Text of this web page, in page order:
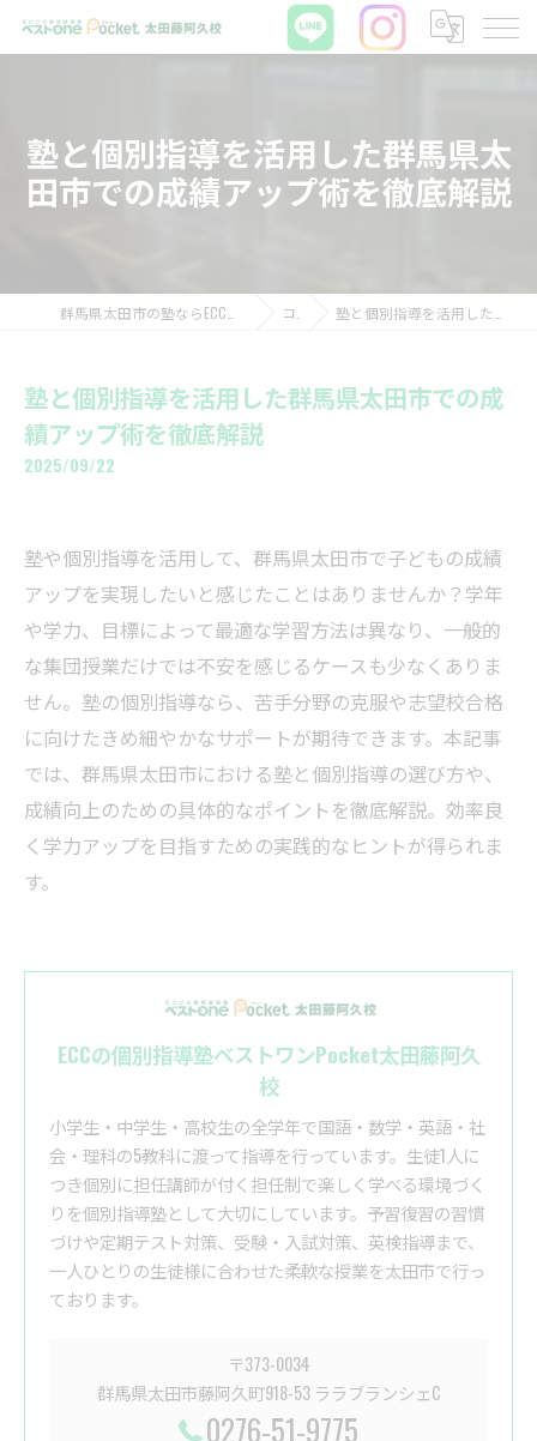
塾と個別指導を活用した群馬県太
田市での成績アップ術を徹底解説
コラム 塾と個別指導を活用した群馬県太田市での成績アップ術を徹底解説
塾と個別指導を活用した群馬県太田市での成
績アップ術を徹底解説
2025/09/22
塾や個別指導を活用して、群馬県太田市で子どもの成績
アップを実現したいと感じたことはありませんか？学年
や学力、目標によって最適な学習方法は異なり、一般的
な集団授業だけでは不安を感じるケースも少なくありま
せん。塾の個別指導なら、苦手分野の克服や志望校合格
に向けたきめ細やかなサポートが期待できます。本記事
では、群馬県太田市における塾と個別指導の選び方や、
成績向上のための具体的なポイントを徹底解説。効率良
く学力アップを目指すための実践的なヒントが得られま
す。
ECCの個別指導塾ベストワンPocket太田藤阿久
校
小学生・中学生・高校生の全学年で国語・数学・英語・社
会・理科の5教科に渡って指導を行っています。生徒1人に
つき個別に担任講師が付く担任制で楽しく学べる環境づく
りを個別指導塾として大切にしています。予習復習の習慣
づけや定期テスト対策、受験・入試対策、英検指導まで、
一人ひとりの生徒様に合わせた柔軟な授業を太田市で行っ
ております。
〒373-0034
群馬県太田市藤阿久町918-53 ララブランシェC
0276-51-9775